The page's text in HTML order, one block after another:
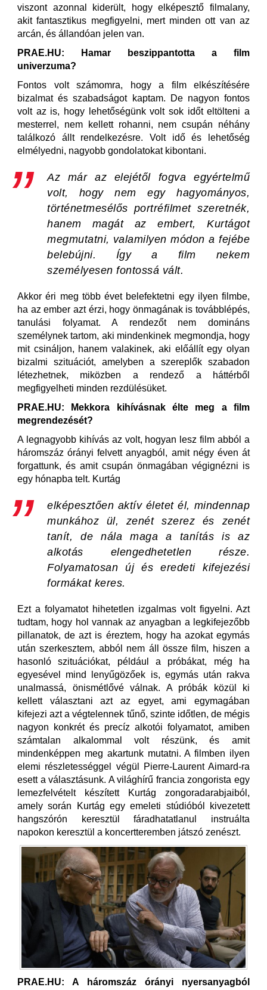
viszont azonnal kiderült, hogy elképesztő filmalany,
akit fantasztikus megfigyelni, mert minden ott van az
arcán, és állandóan jelen van.
PRAE.HU: Hamar beszippantotta a film
univerzuma?
Fontos volt számomra, hogy a film elkészítésére
bizalmat és szabadságot kaptam. De nagyon fontos
volt az is, hogy lehetőségünk volt sok időt eltölteni a
mesterrel, nem kellett rohanni, nem csupán néhány
találkozó állt rendelkezésre. Volt idő és lehetőség
elmélyedni, nagyobb gondolatokat kibontani.
Az már az elejétől fogva egyértelmű
volt, hogy nem egy hagyományos,
történetmesélős portréfilmet szeretnék,
hanem magát az embert, Kurtágot
megmutatni, valamilyen módon a fejébe
belebújni. Így a film nekem
személyesen fontossá vált.
Akkor éri meg több évet belefektetni egy ilyen filmbe,
ha az ember azt érzi, hogy önmagának is továbblépés,
tanulási folyamat. A rendezőt nem domináns
személynek tartom, aki mindenkinek megmondja, hogy
mit csináljon, hanem valakinek, aki előállít egy olyan
bizalmi szituációt, amelyben a szereplők szabadon
létezhetnek, miközben a rendező a háttérből
megfigyelheti minden rezdülésüket.
PRAE.HU: Mekkora kihívásnak élte meg a film
megrendezését?
A legnagyobb kihívás az volt, hogyan lesz film abból a
háromszáz órányi felvett anyagból, amit négy éven át
forgattunk, és amit csupán önmagában végignézni is
egy hónapba telt. Kurtág
elképesztően aktív életet él, mindennap
munkához ül, zenét szerez és zenét
tanít, de nála maga a tanítás is az
alkotás elengedhetetlen része.
Folyamatosan új és eredeti kifejezési
formákat keres.
Ezt a folyamatot hihetetlen izgalmas volt figyelni. Azt
tudtam, hogy hol vannak az anyagban a legkifejezőbb
pillanatok, de azt is éreztem, hogy ha azokat egymás
után szerkesztem, abból nem áll össze film, hiszen a
hasonló szituációkat, például a próbákat, még ha
egyesével mind lenyűgözőek is, egymás után rakva
unalmassá, önismétlővé válnak. A próbák közül ki
kellett választani azt az egyet, ami egymagában
kifejezi azt a végtelennek tűnő, szinte időtlen, de mégis
nagyon konkrét és precíz alkotói folyamatot, amiben
számtalan alkalommal volt részünk, és amit
mindenképpen meg akartunk mutatni. A filmben ilyen
elemi részletességgel végül Pierre-Laurent Aimard-ra
esett a választásunk. A világhírű francia zongorista egy
lemezfelvételt készített Kurtág zongoradarabjaiból,
amely során Kurtág egy emeleti stúdióból kivezetett
hangszórón keresztül fáradhatatlanul instruálta
napokon keresztül a koncertteremben játszó zenészt.
PRAE.HU: A háromszáz órányi nyersanyagból